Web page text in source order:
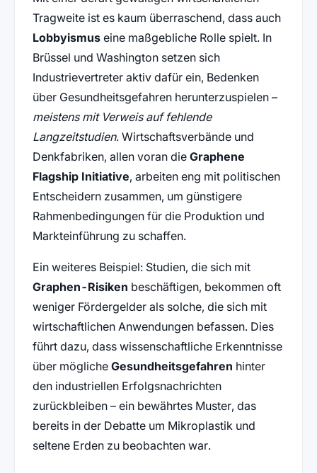
Tragweite ist es kaum überraschend, dass auch
Lobbyismuseine maßgebliche Rolle spielt. In
Brüssel und Washington setzen sich
Industrievertreter aktiv dafür ein, Bedenken
über Gesundheitsgefahren herunterzuspielen –
meistens mit Verweis auf fehlende
Langzeitstudien. Wirtschaftsverbände und
Denkfabriken, allen voran die Graphene
Flagship Initiative, arbeiten eng mit politischen
Entscheidern zusammen, um günstigere
Rahmenbedingungen für die Produktion und
Markteinführung zu schaffen.
Ein weiteres Beispiel: Studien, die sich mit
Graphen-Risiken beschäftigen, bekommen oft
weniger Fördergelder als solche, die sich mit
wirtschaftlichen Anwendungen befassen. Dies
führt dazu, dass wissenschaftliche Erkenntnisse
über mögliche Gesundheitsgefahren hinter
den industriellen Erfolgsnachrichten
zurückbleiben – ein bewährtes Muster, das
bereits in der Debatte um Mikroplastik und
seltene Erden zu beobachten war.